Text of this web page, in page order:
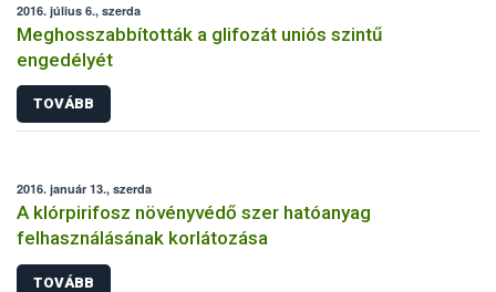
2016. július 6., szerda
Meghosszabbították a glifozát uniós szintű
engedélyét
TOVÁBB
2016. január 13., szerda
A klórpirifosz növényvédő szer hatóanyag
felhasználásának korlátozása
TOVÁBB